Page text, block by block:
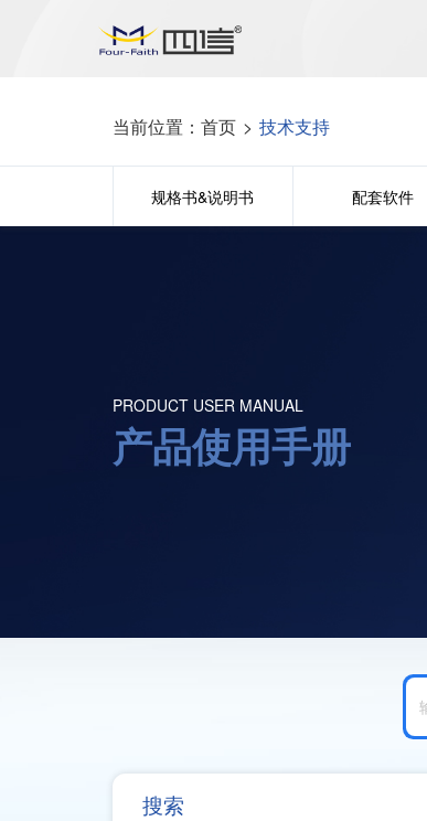
当前位置： 首页 > 技术支持
规格书&说明书 配套软件
PRODUCT USER MANUAL
产品使用手册
搜索